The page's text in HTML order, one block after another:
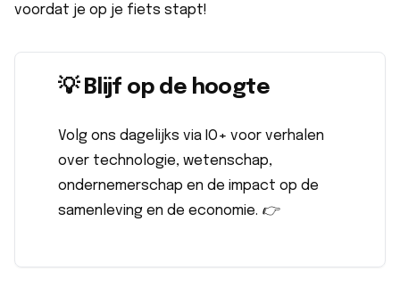
voordat je op je fiets stapt!
💡 Blijf op de hoogte
Volg ons dagelijks via IO+ voor verhalen
over technologie, wetenschap,
ondernemerschap en de impact op de
samenleving en de economie. 👉